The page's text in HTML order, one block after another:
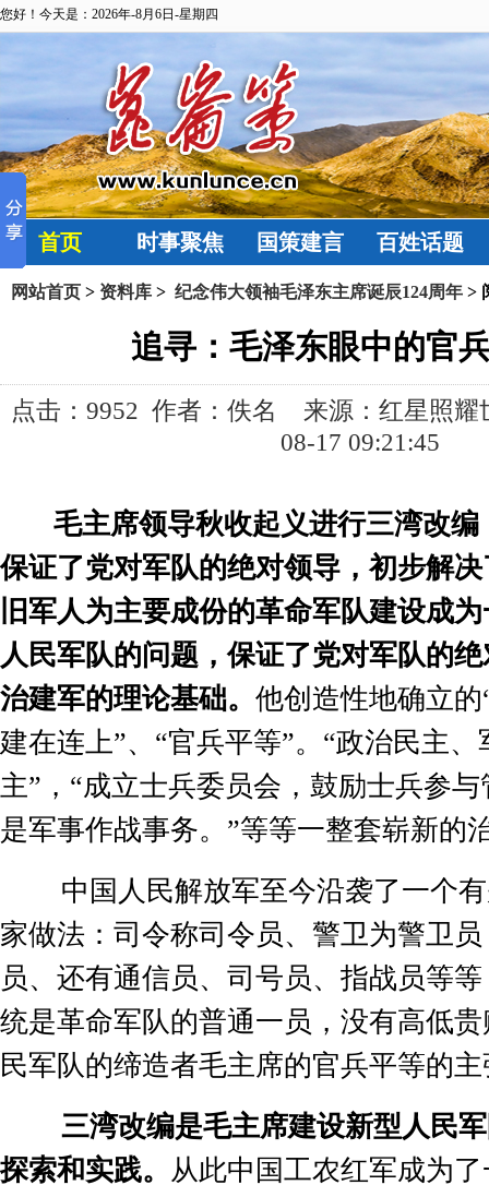
您好！今天是：2026年-8月6日-星期四
首页 时事聚焦 国策建言 百姓话题
网站首页 > 资料库 > 纪念伟大领袖毛泽东主席诞辰124周年 >
追寻：毛泽东眼中的官
点击： 9952 作者：佚名 来源：红星照耀
08-17 09:21:45
毛主席领导秋收起义进行三湾改
保证了党对军队的绝对领导，初步解
旧军人为主要成份的革命军队建设成
人民军队的问题，保证了党对军队的
治建军的理论基础。 他创造性地确立的
建在连上”、 “官兵平等”。 “政治民主、
主” ， “成立士兵委员会，鼓励士兵参
是军事作战事务。 ”等等一整套崭新的
中国人民解放军至今沿袭了一个
家做法：司令称司令员、警卫为警卫
员、还有通信员、司号员、指战员等
统是革命军队的普通一员，没有高低
民军队的缔造者毛主席的官兵平等的
三湾改编是毛主席建设新型人民
探索和实践。 从此中国工农红军成为